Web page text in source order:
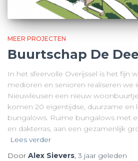
MEER PROJECTEN
Buurtschap De
In het sfeervolle Overijssel is het fijn
medioren en senioren realiseren we
Nieuwleusen een nieuw
komen 20 eigentijdse, duurzame en
bungalows. Ruime bungalows met
en dakterras, aan een gezamenlijk
Lees verder
Door Alex Sievers, 3 jaar geleden